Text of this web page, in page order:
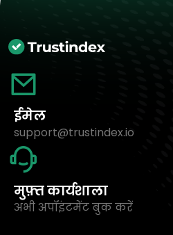
ईमेल
support@trustindex.io
मुफ़्त कार्यशाला
अभी अपॉइंटमेंट बुक करें